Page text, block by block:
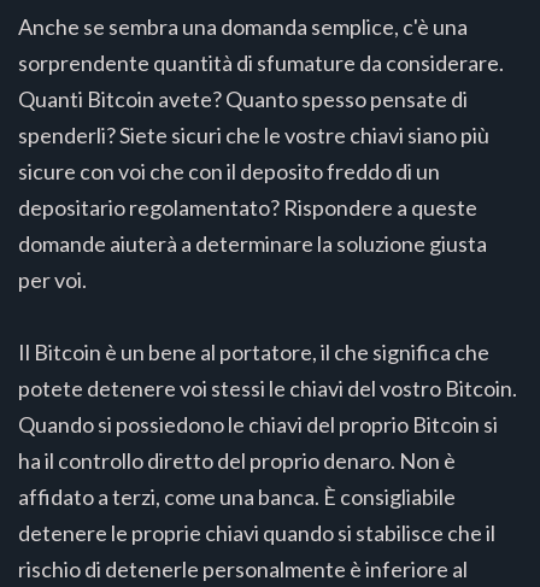
Anche se sembra una domanda semplice, c'è una
sorprendente quantità di sfumature da considerare.
Quanti Bitcoin avete? Quanto spesso pensate di
spenderli? Siete sicuri che le vostre chiavi siano più
sicure con voi che con il deposito freddo di un
depositario regolamentato? Rispondere a queste
domande aiuterà a determinare la soluzione giusta
per voi.
Il Bitcoin è un bene al portatore, il che significa che
potete detenere voi stessi le chiavi del vostro Bitcoin.
Quando si possiedono le chiavi del proprio Bitcoin si
ha il controllo diretto del proprio denaro. Non è
affidato a terzi, come una banca. È consigliabile
detenere le proprie chiavi quando si stabilisce che il
rischio di detenerle personalmente è inferiore al